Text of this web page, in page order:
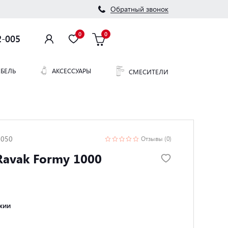
Обратный звонок
005 0 0
АКСЕССУАРЫ СМЕСИТЕЛИ
Отзывы (0)
Formy 1000